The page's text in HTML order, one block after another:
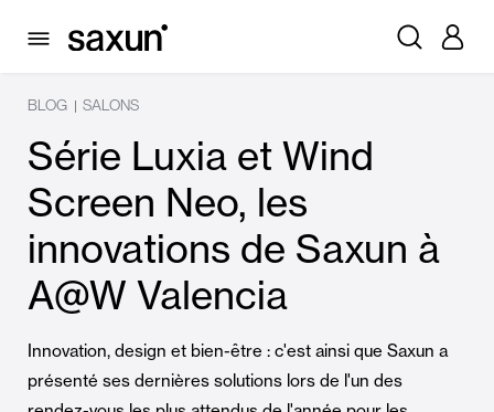
BLOG | SALONS
Série Luxia et Wind
Screen Neo, les
innovations de Saxun à
A@W Valencia
Innovation, design et bien-être : c'est ainsi que Saxun a
présenté ses dernières solutions lors de l'un des